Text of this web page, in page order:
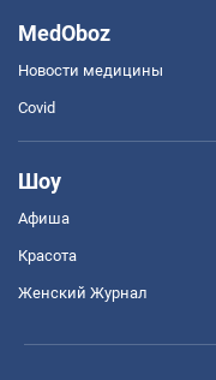
MedOboz
Новости медицины
Covid
Шоу
Афиша
Красота
Женский Журнал